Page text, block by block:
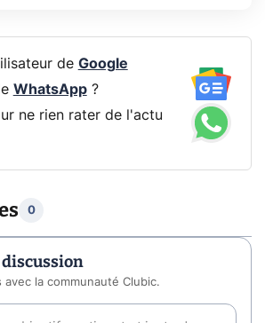
de Google
WhatsApp?
ne rien rater de l'actu
0
avec la communauté Clubic.